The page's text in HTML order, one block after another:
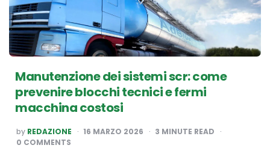
Manutenzione dei sistemi scr: come
prevenire blocchi tecnici e fermi
macchina costosi
POSTED
BY
by REDAZIONE 16 MARZO 2026 3 MINUTE READ
0 COMMENTS